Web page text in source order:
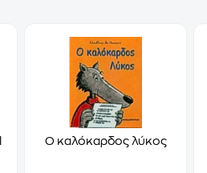
Ο καλόκαρδος λύκος